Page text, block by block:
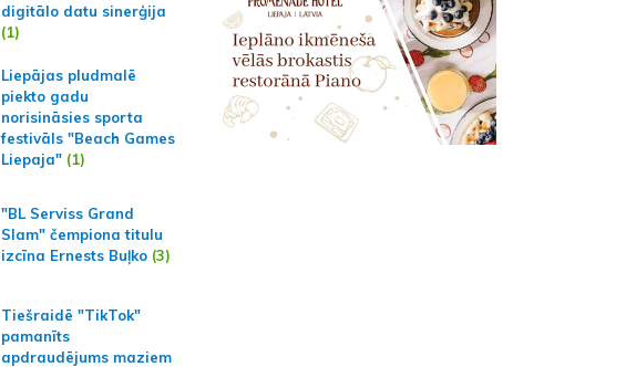
digitālo datu sinerģija
(1)
Liepājas pludmalē
piekto gadu
norisināsies sporta
festivāls "Beach Games
Liepaja" (1)
"BL Serviss Grand
Slam" čempiona titulu
izcīna Ernests Buļko (3)
Tiešraidē "TikTok"
pamanīts
apdraudējums maziem